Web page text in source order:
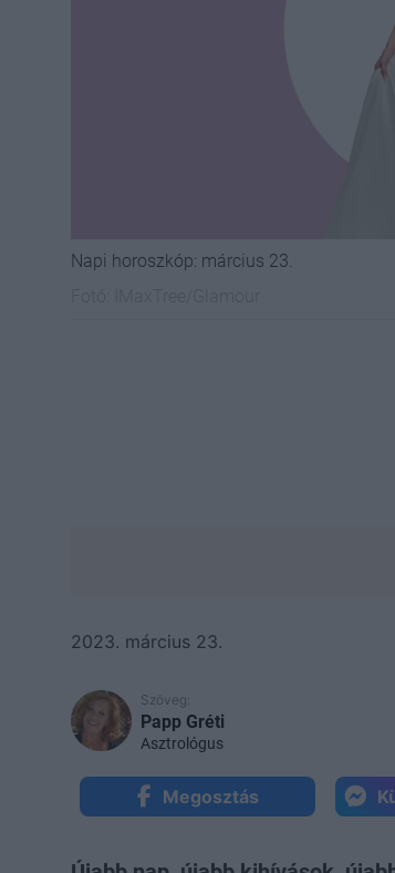
Napi horoszkóp: március 23.
2023. március 23.
Szöveg:
Papp Gréti
Asztrológus
Megosztás